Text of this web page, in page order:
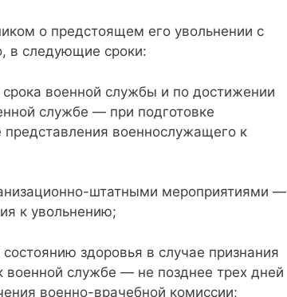
о предстоящем его увольнении с
в следующие сроки:
военной службы и по достижении
службе — при подготовке
военнослужащего к
штатными мероприятиями —
к увольнению;
здоровья в случае признания
службе — не позднее трех дней
военно-врачебной комиссии;